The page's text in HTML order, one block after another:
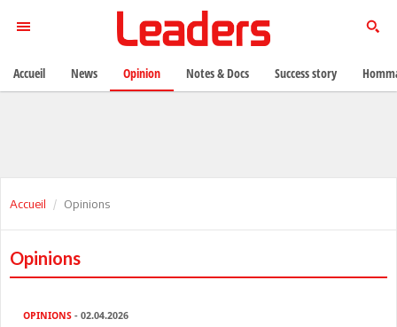
Accueil Opinions
Opinions
OPINIONS - 02.04.2026
Accueil News Opinion Notes & Docs Success story